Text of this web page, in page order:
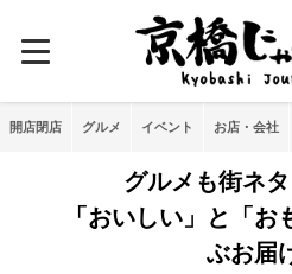
開店閉店 グルメ イベント お店・会社
グルメも街ネ
「おいしい」と「お
ぶお届